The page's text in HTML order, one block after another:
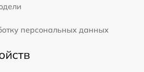
персональных данных